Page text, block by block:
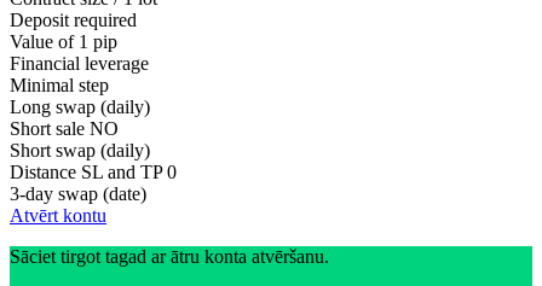
Deposit required
Value of 1 pip
Financial leverage
Minimal step
Long swap (daily)
Short sale NO
Short swap (daily)
Distance SL and TP 0
3-day swap (date)
Atvērt kontu
Sāciet tirgot tagad ar ātru konta atvēršanu.